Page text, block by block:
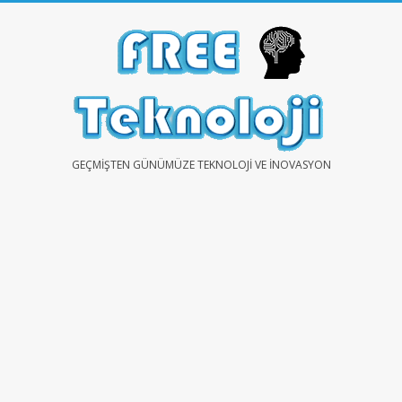
FREEGEÇMIŞTEN GÜNÜMÜZE TEKNOLOJI VE İNOVASYON